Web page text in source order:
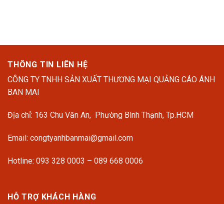
THÔNG TIN LIÊN HỆ
CÔNG TY TNHH SẢN XUẤT THƯƠNG MẠI QUẢNG CÁO ÁNH
BAN MAI
Địa chỉ: 163 Chu Văn An, Phường Bình Thạnh, Tp.HCM
Email: congtyanhbanmai@gmail.com
Hotline: 093 328 0003 – 089 668 0006
HỖ TRỢ KHÁCH HÀNG